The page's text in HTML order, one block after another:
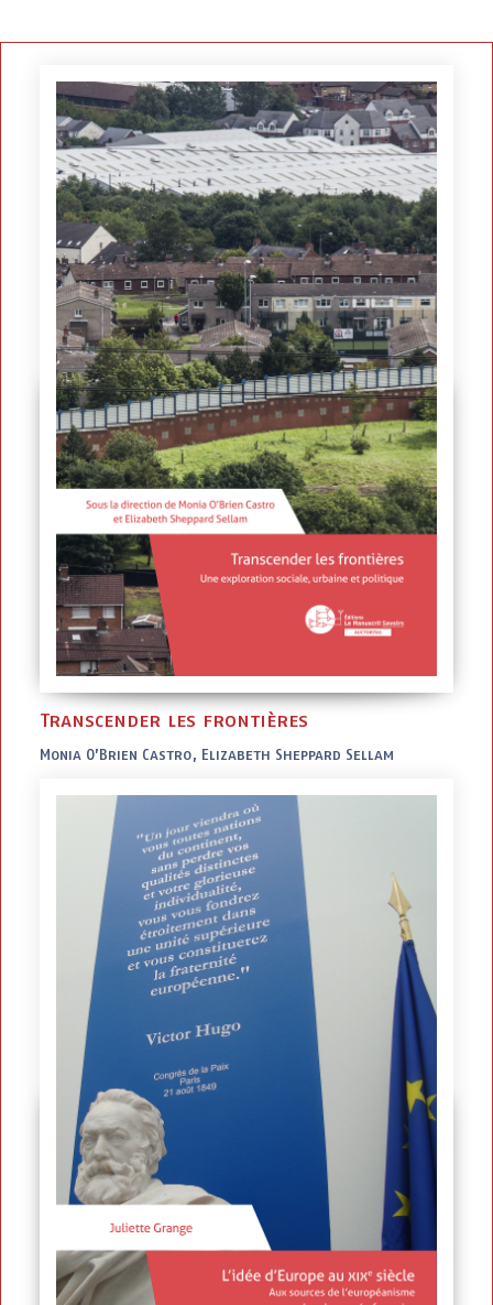
Transcender les frontières
Monia O’Brien Castro, Elizabeth Sheppard Sellam